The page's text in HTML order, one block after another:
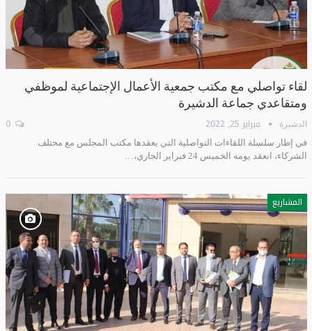
لقاء تواصلي مع مكتب جمعية الأعمال الإجتماعية لموظفي
ومتقاعدي جماعة الدشيرة
الدشيرة فبراير 25, 2022 0
في إطار سلسلة اللقاءات التواصلية التي يعقدها مكتب المجلس مع مختلف
الشركاء، انعقد يومه الخميس 24 فبراير الجاري،…
المشاريع